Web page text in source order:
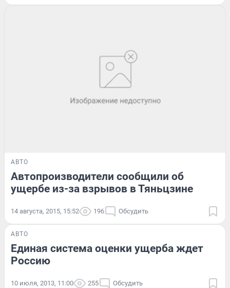
АВТО
Автопроизводители сообщили об
ущербе из-за взрывов в Тяньцзине
14 августа, 2015, 15:52 196 Обсудить
АВТО
Единая система оценки ущерба ждет
Россию
10 июля, 2013, 11:00 255 Обсудить